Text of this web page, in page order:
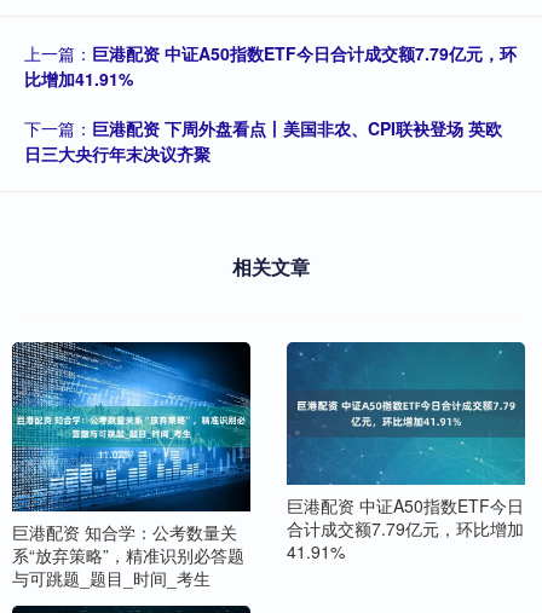
上一篇： 巨港配资 中证A50指数ETF今日合计成交额7.79亿元，环
比增加41.91%
下一篇： 巨港配资 下周外盘看点丨美国非农、CPI联袂登场 英欧
日三大央行年末决议齐聚
相关文章
巨港配资 知合学：公考数量关
系“放弃策略”，精准识别必答题
与可跳题_题目_时间_考生
巨港配资 中证A50指数ETF今日
合计成交额7.79亿元，环比增加
41.91%